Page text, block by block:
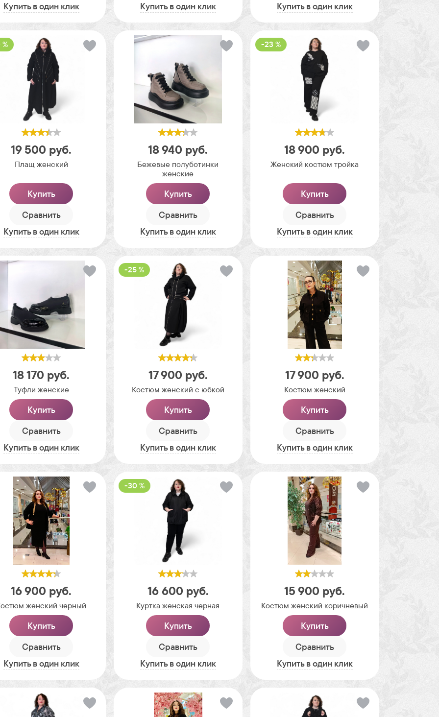
Купить в один клик
Купить в один клик
Купить в один клик
19 500 руб.
Плащ женский
Купить
Сравнить
Купить в один клик
18 940 руб.
Бежевые полуботинки
женские
Купить
Сравнить
Купить в один клик
-23 %
18 900 руб.
Женский костюм тройка
Купить
Сравнить
Купить в один клик
18 170 руб.
Туфли женские
Купить
Сравнить
Купить в один клик
-25 %
17 900 руб.
Костюм женский с юбкой
Купить
Сравнить
Купить в один клик
17 900 руб.
Костюм женский
Купить
Сравнить
Купить в один клик
16 900 руб.
женский черный
Купить
Сравнить
Купить в один клик
-30 %
16 600 руб.
Куртка женская черная
Купить
Сравнить
Купить в один клик
15 900 руб.
Костюм женский коричневый
Купить
Сравнить
Купить в один клик